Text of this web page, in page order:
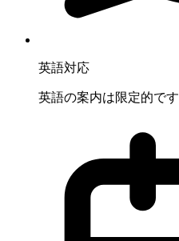
英語対応
英語の案内は限定的です